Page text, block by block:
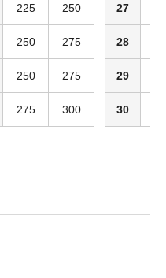
225 250
250 275
250 275
275 300
27
28
29
30